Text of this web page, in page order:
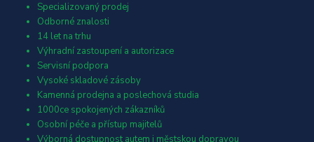
Specializovaný prodej
Odborné znalosti
14 let na trhu
Výhradní zastoupení a autorizace
Servisní podpora
Vysoké skladové zásoby
Kamenná prodejna a poslechová studia
1000ce spokojených zákazníků
Osobní péče a přístup majitelů
Výborná dostupnost autem i městskou dopravou